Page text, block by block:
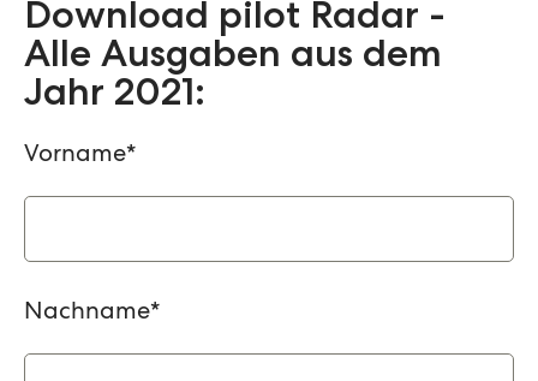
Download pilot Radar -
Alle Ausgaben aus dem
Jahr 2021:
Vorname*
Nachname*